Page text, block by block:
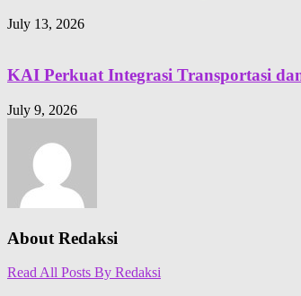
July 13, 2026
KAI Perkuat Integrasi Transportasi
July 9, 2026
About Redaksi
Read All Posts By Redaksi